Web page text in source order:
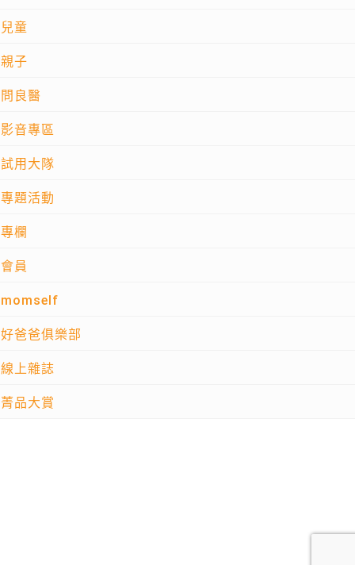
兒童
親子
問良醫
影音專區
試用大隊
專題活動
專欄
會員
momself
好爸爸俱樂部
線上雜誌
菁品大賞